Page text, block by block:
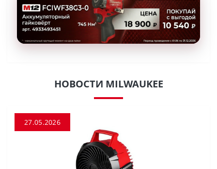
НОВОСТИ MILWAUKEE
27.05.2026